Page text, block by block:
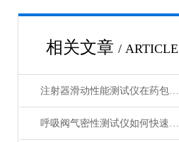
相关文章 / ARTICLE
注射器滑动性能测试仪在药包材检测中的应用
呼吸阀气密性测试仪如何快速判断呼吸阀是否失效？